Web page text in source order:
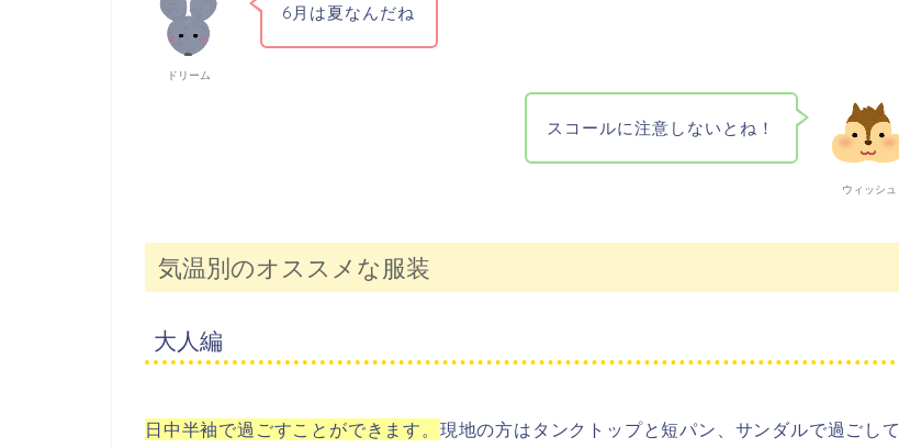
ドリーム
6月は夏なんだね
ウィッシュ
スコールに注意しないとね！
気温別のオススメな服装
大人編
日中半袖で過ごすことができます。 現地の方はタンクトップと短パン、サンダルで過ごして